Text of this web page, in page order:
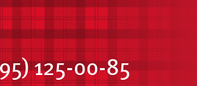
125-00-85